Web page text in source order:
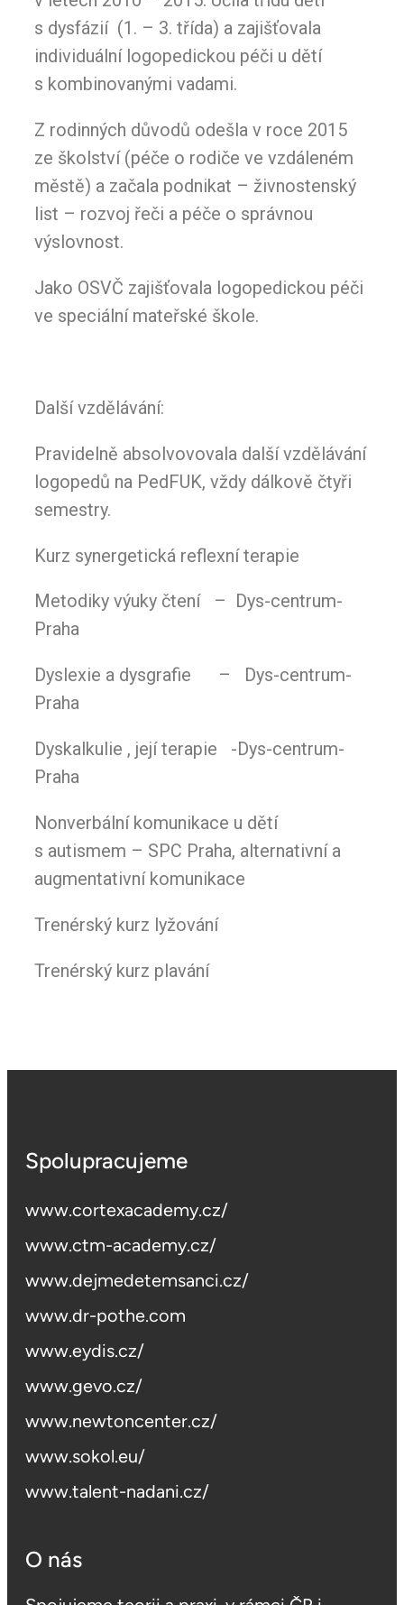
s dysfázií (1. – 3. třída) a zajišťovala
individuální logopedickou péči u dětí
s kombinovanými vadami.
Z rodinných důvodů odešla v roce 2015
ze školství (péče o rodiče ve vzdáleném
městě) a začala podnikat – živnostenský
list – rozvoj řeči a péče o správnou
výslovnost.
Jako OSVČ zajišťovala logopedickou péči
ve speciální mateřské škole.
Další vzdělávání:
Pravidelně absolvovovala další vzdělávání
logopedů na PedFUK, vždy dálkově čtyři
semestry.
Kurz synergetická reflexní terapie
Metodiky výuky čtení – Dys-centrum-
Praha
Dyslexie a dysgrafie – Dys-centrum-
Praha
Dyskalkulie , její terapie -Dys-centrum-
Praha
Nonverbální komunikace u dětí
s autismem – SPC Praha, alternativní a
augmentativní komunikace
Trenérský kurz lyžování
Trenérský kurz plavání
Spolupracujeme
www.cortexacademy.cz/
www.ctm-academy.cz/
www.dejmedetemsanci.cz/
www.dr-pothe.com
www.eydis.cz/
www.gevo.cz/
www.newtoncenter.cz/
www.sokol.eu/
www.talent-nadani.cz/
O nás